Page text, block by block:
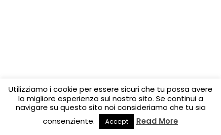
Utilizziamo i cookie per essere sicuri che tu possa avere
la migliore esperienza sul nostro sito. Se continui a
navigare su questo sito noi consideriamo che tu sia
consenziente.
Accept Read More